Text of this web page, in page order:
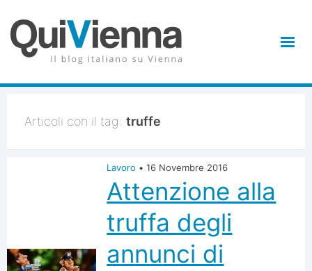
Articoli con il tag: truffe
Lavoro • 16 Novembre 2016
Attenzione alla
truffa degli
annunci di